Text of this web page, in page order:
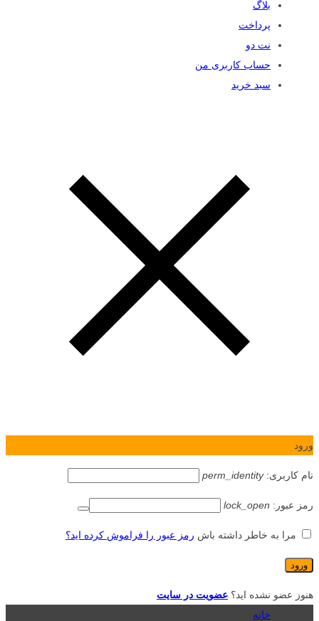
بلاگ
پرداخت
نت دو
حساب کاربری من
سبد خرید
ورود
نام کاربری:perm_identity
رمز عبور: lock_open
مرا به خاطر داشته باش رمز عبور را فراموش کرده اید؟
هنوز عضو نشده اید؟ عضویت در سایت
خانه